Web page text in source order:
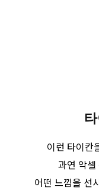
이런 타이칸
과연 악
어떤 느낌을 선